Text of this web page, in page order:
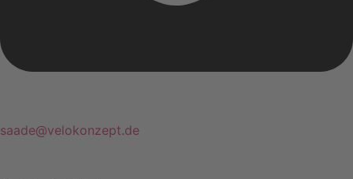
saade@velokonzept.de